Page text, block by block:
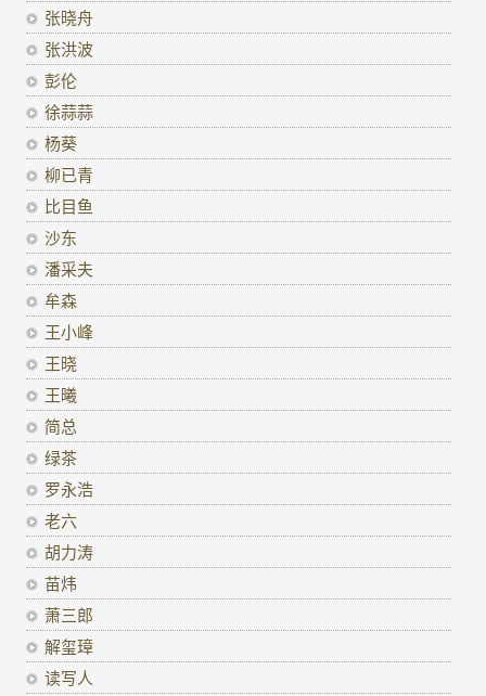
张晓舟
张洪波
彭伦
徐蒜蒜
杨葵
柳已青
比目鱼
沙东
潘采夫
牟森
王小峰
王晓
王曦
简总
绿茶
罗永浩
老六
胡力涛
苗炜
萧三郎
解玺璋
读写人